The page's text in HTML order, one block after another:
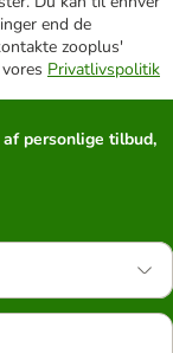
end de
zooplus'
Privatlivspolitik
personlige tilbud,